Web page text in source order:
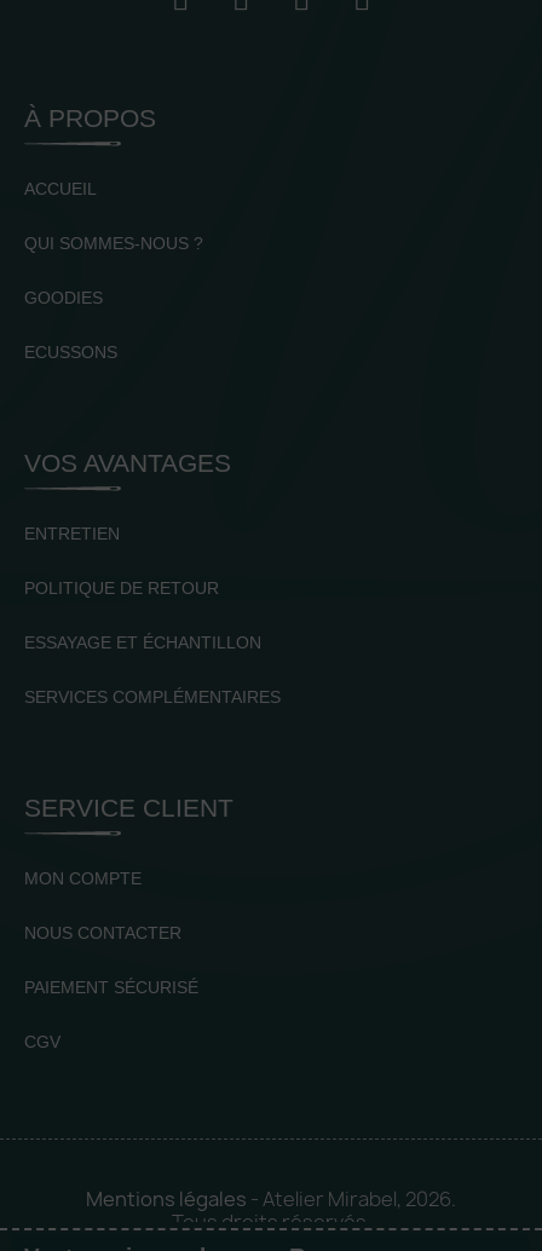
À PROPOS
ACCUEIL
QUI SOMMES-NOUS ?
GOODIES
ECUSSONS
VOS AVANTAGES
ENTRETIEN
POLITIQUE DE RETOUR
ESSAYAGE ET ÉCHANTILLON
SERVICES COMPLÉMENTAIRES
SERVICE CLIENT
MON COMPTE
NOUS CONTACTER
PAIEMENT SÉCURISÉ
CGV
Mentions légales - Atelier Mirabel, 2026.
Tous droits réservés.